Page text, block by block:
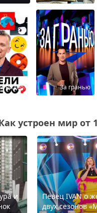
видео? За гранью
устроен мир от
и
Певец IVAN о
двух сезонов